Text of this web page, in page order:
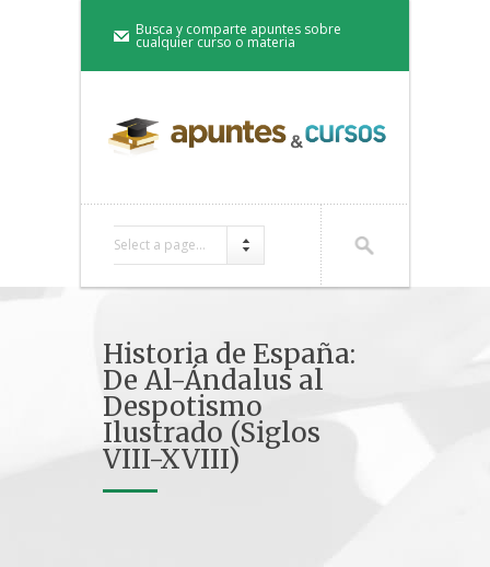
Busca y comparte apuntes sobre
cualquier curso o materia
Select a page...
Historia de España:
De Al-Ándalus al
Despotismo
Ilustrado (Siglos
VIII-XVIII)